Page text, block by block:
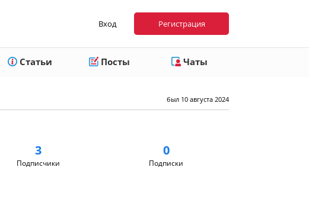
Вход Регистрация
Статьи Посты Чаты
был 10 августа 2024
3
Подписчики
0
Подписки